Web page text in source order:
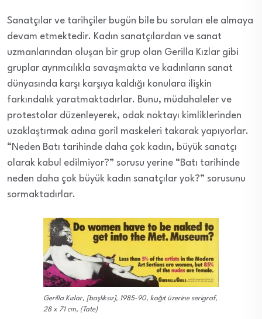
Sanatçılar ve tarihçiler bugün bile bu soruları ele almaya
devam etmektedir. Kadın sanatçılardan ve sanat
uzmanlarından oluşan bir grup olan Gerilla Kızlar gibi
gruplar ayrımcılıkla savaşmakta ve kadınların sanat
dünyasında karşı karşıya kaldığı konulara ilişkin
farkındalık yaratmaktadırlar. Bunu, müdahaleler ve
protestolar düzenleyerek, odak noktayı kimliklerinden
uzaklaştırmak adına goril maskeleri takarak yapıyorlar.
“Neden Batı tarihinde daha çok kadın, büyük sanatçı
olarak kabul edilmiyor?” sorusu yerine “Batı tarihinde
neden daha çok büyük kadın sanatçılar yok?” sorusunu
sormaktadırlar.
Gerilla Kızlar, [başlıksız], 1985-90, kağıt üzerine serigraf,
28 x 71 cm, (Tate)